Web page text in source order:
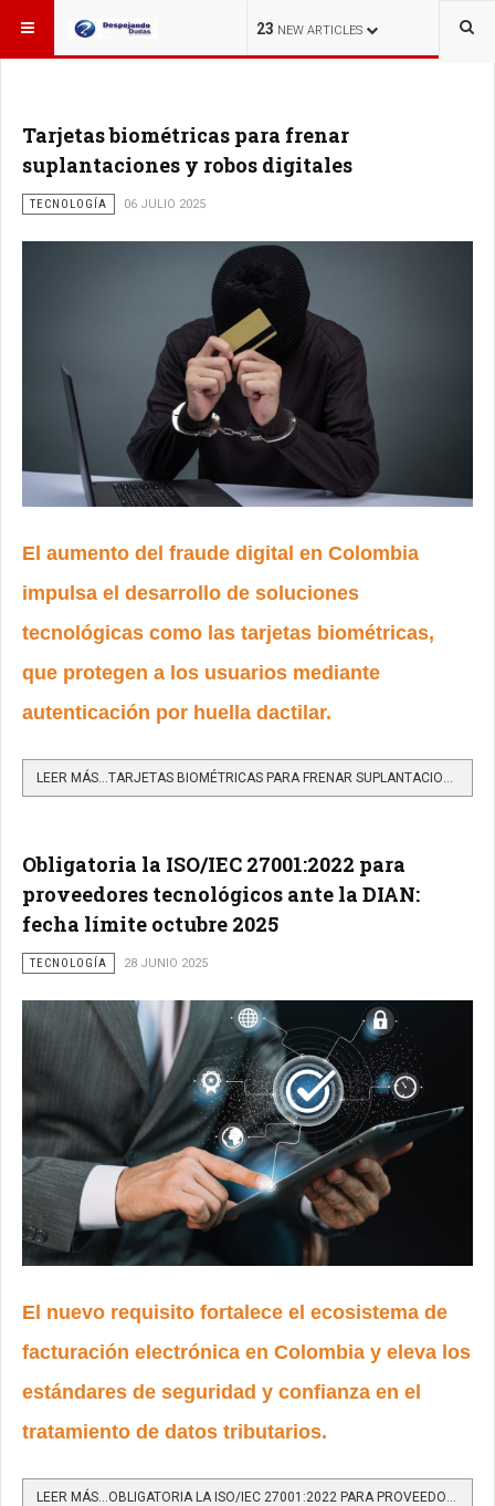
23 NEW ARTICLES
ESTÁ AQUÍ:
Tarjetas biométricas para frenar
suplantaciones y robos digitales
TECNOLOGÍA 06 JULIO 2025
El aumento del fraude digital en Colombia
impulsa el desarrollo de soluciones
tecnológicas como las tarjetas biométricas,
que protegen a los usuarios mediante
autenticación por huella dactilar.
LEER MÁS…TARJETAS BIOMÉTRICAS PARA FRENAR SUPLANTACIONES Y ROBOS DIGITALES
Obligatoria la ISO/IEC 27001:2022 para
proveedores tecnológicos ante la DIAN:
fecha límite octubre 2025
TECNOLOGÍA 28 JUNIO 2025
El nuevo requisito fortalece el ecosistema de
facturación electrónica en Colombia y eleva los
estándares de seguridad y confianza en el
tratamiento de datos tributarios.
LEER MÁS…OBLIGATORIA LA ISO/IEC 27001:2022 PARA PROVEEDORES TECNOLÓGICOS ANTE LA DIAN: FECHA LÍMITE OCTUBRE...